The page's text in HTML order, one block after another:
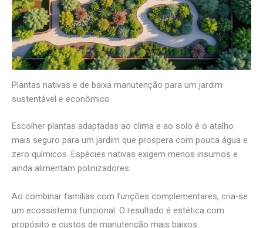
Plantas nativas e de baixa manutenção para um jardim
sustentável e econômico
Escolher plantas adaptadas ao clima e ao solo é o atalho
mais seguro para um jardim que prospera com pouca água e
zero químicos. Espécies nativas exigem menos insumos e
ainda alimentam polinizadores.
Ao combinar famílias com funções complementares, cria-se
um ecossistema funcional. O resultado é estética com
propósito e custos de manutenção mais baixos.